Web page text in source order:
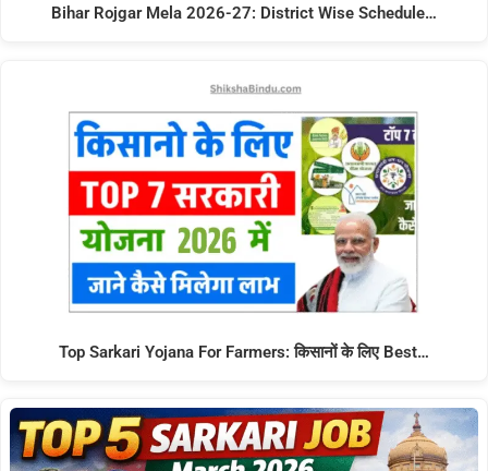
Bihar Rojgar Mela 2026-27: District Wise Schedule…
Top Sarkari Yojana For Farmers: किसानों के लिए Best…